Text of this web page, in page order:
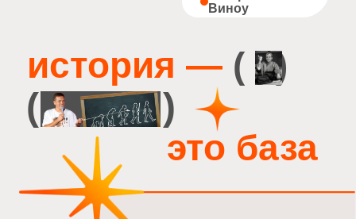
важно было не потерять темп и ускориться.